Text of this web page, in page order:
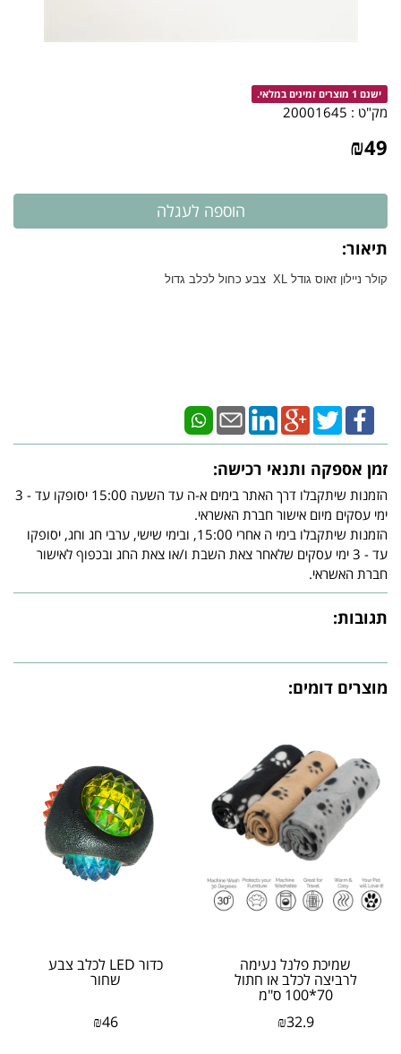
ישנם 1 מוצרים זמינים במלאי.
מק"ט : 20001645
₪49
תיאור:
​קולר ניילון זאוס גודל XL צבע כחול לכלב גדול
זמן אספקה ותנאי רכישה:
הזמנות שיתקבלו דרך האתר בימים א-ה עד השעה 15:00 יסופקו עד - 3
ימי עסקים מיום אישור חברת האשראי.
הזמנות שיתקבלו בימי ה אחרי 15:00, ובימי שישי, ערבי חג וחג, יסופקו
עד - 3 ימי עסקים שלאחר צאת השבת ו/או צאת החג ובכפוף לאישור
חברת האשראי.
תגובות:
מוצרים דומים:
שמיכת פלנל נעימה
לרביצה לכלב או חתול
70*100 ס"מ
₪32.9
כדור LED לכלב צבע
שחור
₪46